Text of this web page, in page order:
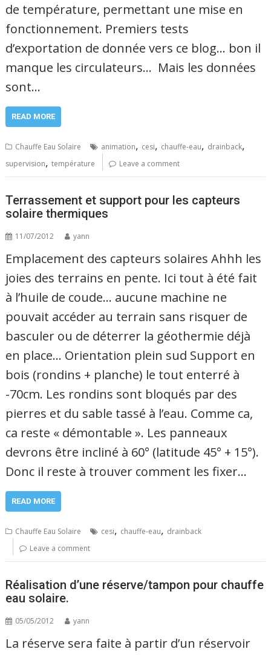
de température, permettant une mise en
fonctionnement. Premiers tests
d’exportation de donnée vers ce blog… bon il
manque les circulateurs… Mais les données
sont…
READ MORE
Chauffe Eau Solaire animation, cesi, chauffe-eau, drainback,
supervision,température Leave a comment
Terrassement et support pour les capteurs
solaire thermiques
11/07/2012 yann
Emplacement des capteurs solaires Ahhh les
joies des terrains en pente. Ici tout à été fait
à l’huile de coude… aucune machine ne
pouvait accéder au terrain sans risquer de
basculer ou de déterrer la géothermie déjà
en place… Orientation plein sud Support en
bois (rondins + planche) le tout enterré à
-70cm. Les rondins sont bloqués par des
pierres et du sable tassé à l’eau. Comme ca,
ca reste « démontable ». Les panneaux
devrons être incliné à 60° (latitude 45° + 15°).
Donc il reste à trouver comment les fixer…
READ MORE
Chauffe Eau Solaire cesi, chauffe-eau, drainback
Leave a comment
Réalisation d’une réserve/tampon pour chauffe
eau solaire.
05/05/2012 yann
La réserve sera faite à partir d’un réservoir